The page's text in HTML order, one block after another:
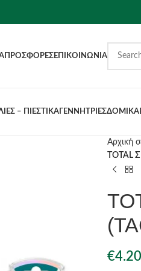
ΠΡΟΣΦΟΡΈΣΕΠΙΚΟΙΝΩΝΊΑ
– ΠΙΕΣΤΙΚΑ ΓΕΝΝΗΤΡΙΕΣΔΟΜΙΚΑ
Αρχική
€4.20